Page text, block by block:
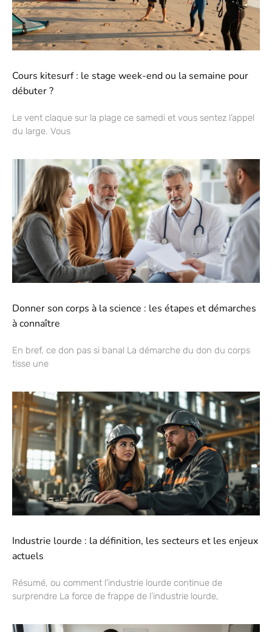
Cours kitesurf : le stage week-end ou la semaine pour
débuter ?
Le vent claque sur la plage ce samedi et vous sentez l’appel
du large. Vous
Donner son corps à la science : les étapes et démarches
à connaître
En bref, ce don pas si banal La démarche du don du corps
tisse une
Industrie lourde : la définition, les secteurs et les enjeux
actuels
Résumé, ou comment l’industrie lourde continue de
surprendre La force de frappe de l’industrie lourde,